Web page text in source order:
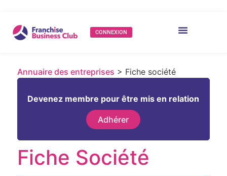
CONNEXION
Annuaire des entreprises > Fiche société
Devenez membre pour être mis en relation
Adhérer
Fiche Société